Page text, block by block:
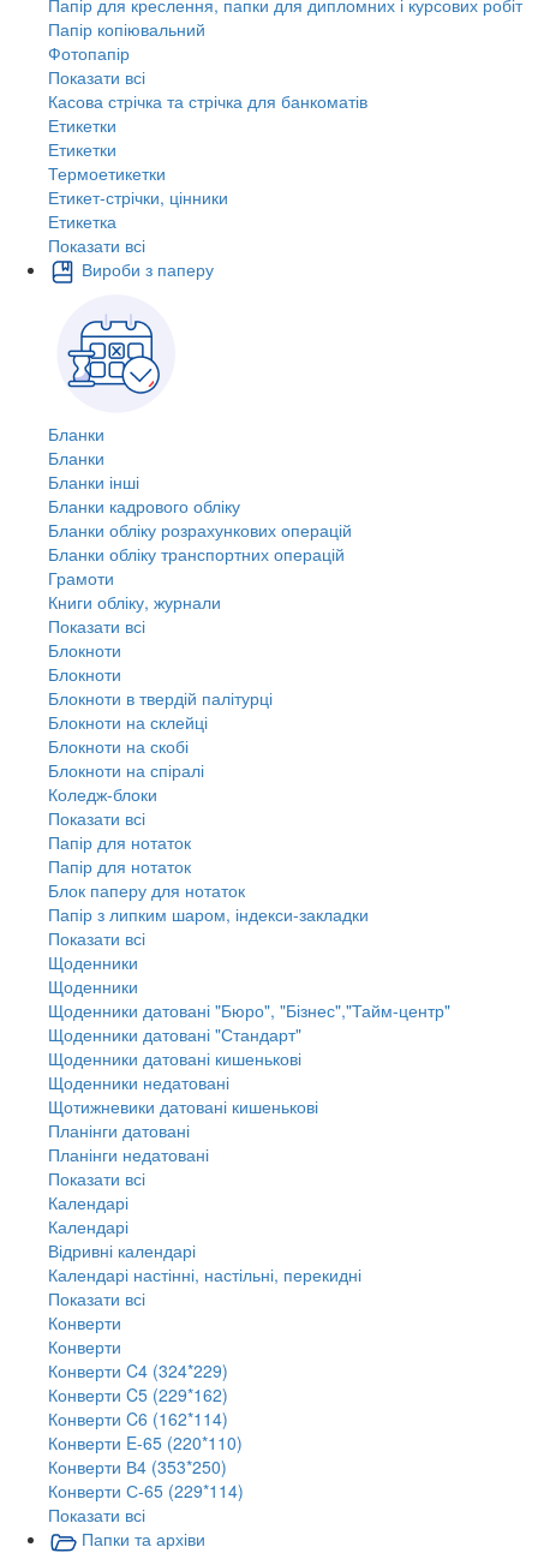
Папір копіювальний
Фотопапір
Показати всі
Касова стрічка та стрічка для банкоматів
Етикетки
Етикетки
Термоетикетки
Етикет-стрічки, цінники
Етикетка
Показати всі
Вироби з паперу
Бланки
Бланки
Бланки інші
Бланки кадрового обліку
Бланки обліку розрахункових операцій
Бланки обліку транспортних операцій
Грамоти
Книги обліку, журнали
Показати всі
Блокноти
Блокноти
Блокноти в твердій палітурці
Блокноти на склейці
Блокноти на скобі
Блокноти на спіралі
Коледж-блоки
Показати всі
Папір для нотаток
Папір для нотаток
Блок паперу для нотаток
Папір з липким шаром, індекси-закладки
Показати всі
Щоденники
Щоденники
Щоденники датовані "Бюро", "Бізнес","Тайм-центр"
Щоденники датовані "Стандарт"
Щоденники датовані кишенькові
Щоденники недатовані
Щотижневики датовані кишенькові
Планінги датовані
Планінги недатовані
Показати всі
Календарі
Календарі
Відривні календарі
Календарі настінні, настільні, перекидні
Показати всі
Конверти
Конверти
Конверти C4 (324*229)
Конверти C5 (229*162)
Конверти C6 (162*114)
Конверти E-65 (220*110)
Конверти В4 (353*250)
Конверти С-65 (229*114)
Показати всі
Папки та архіви